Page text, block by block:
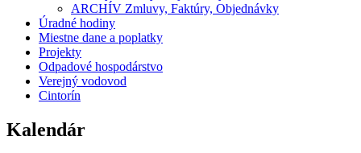
ARCHÍV Zmluvy, Faktúry, Objednávky
Úradné hodiny
Miestne dane a poplatky
Projekty
Odpadové hospodárstvo
Verejný vodovod
Cintorín
Kalendár